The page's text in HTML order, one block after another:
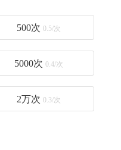
500次0.5/次
5000次0.4/次
2万次0.3/次